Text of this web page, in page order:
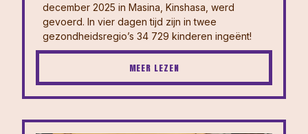
december 2025 in Masina, Kinshasa, werd
gevoerd. In vier dagen tijd zijn in twee
gezondheidsregio’s 34 729 kinderen ingeënt!
MEER LEZEN